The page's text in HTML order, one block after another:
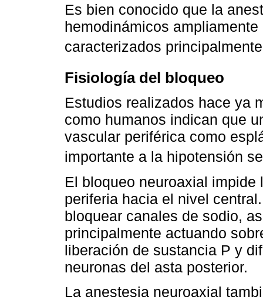
Es bien conocido que la
hemodinámicos
caracterizados
Fisiología del bloqueo
Estudios realizados hace ya
como humanos indican que
vascular periférica como
importante a la hipotensión
El bloqueo neuroaxial
periferia hacia el nivel
bloquear canales de sodio,
principalmente actuando
liberación de sustancia P y
neuronas del asta posterior.
La anestesia neuroaxial